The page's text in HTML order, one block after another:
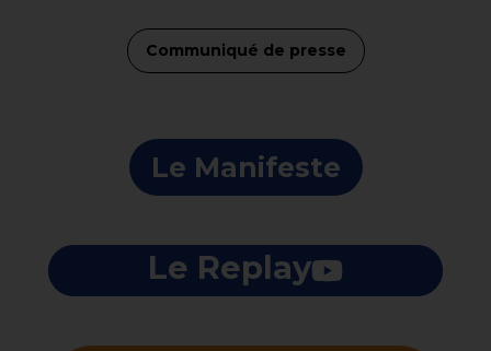
Communiqué de presse
Le Manifeste
Le Replay